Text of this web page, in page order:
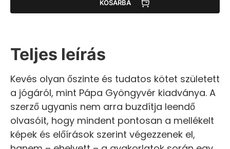
KOSÁRBA
Teljes leírás
Kevés olyan őszinte és tudatos kötet született
a jógáról, mint Pápa Gyöngyvér kiadványa. A
szerző ugyanis nem arra buzdítja leendő
olvasóit, hogy mindent pontosan a mellékelt
képek és előírások szerint végezzenek el,